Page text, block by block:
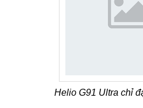
Helio G91 Ultra chỉ